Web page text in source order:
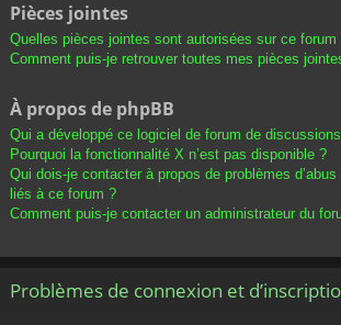
Pièces jointes
Quelles pièces jointes sont autorisées sur ce forum
Comment puis-je retrouver toutes mes pièces
À propos de phpBB
Qui a développé ce logiciel de forum de
Pourquoi la fonctionnalité X n’est pas disponible ?
Qui dois-je contacter à propos de problèmes d’abus
liés à ce forum ?
Comment puis-je contacter un administrateur du
Problèmes de connexion et